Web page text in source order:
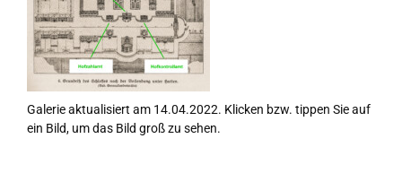
Galerie aktualisiert am 14.04.2022. Klicken bzw. tippen Sie auf
ein Bild, um das Bild groß zu sehen.